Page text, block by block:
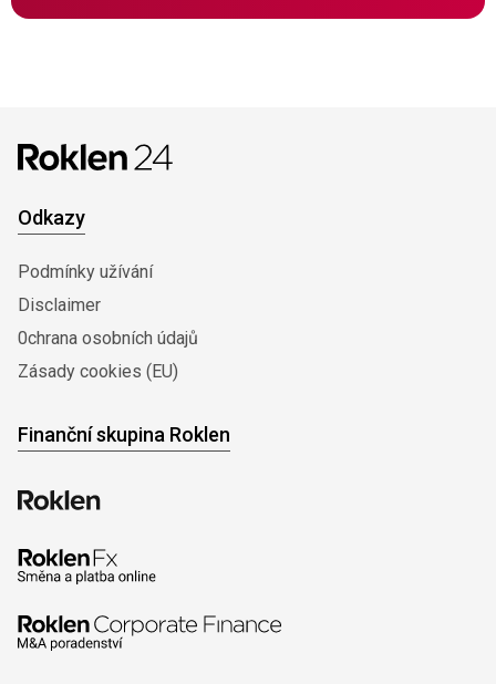
Odkazy
Podmínky užívání
Disclaimer
0chrana osobních údajů
Zásady cookies (EU)
Finanční skupina Roklen